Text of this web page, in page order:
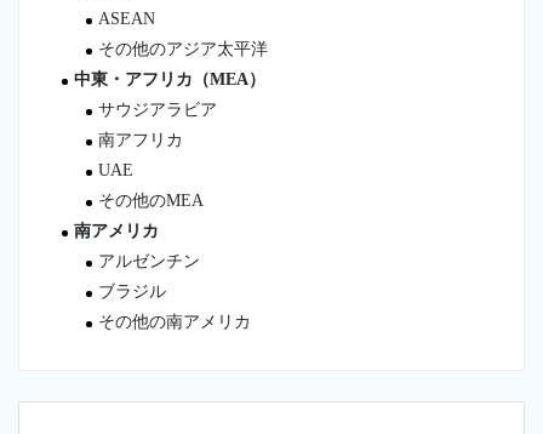
ASEAN
その他のアジア太平洋
中東・アフリカ（MEA）
サウジアラビア
南アフリカ
UAE
その他のMEA
南アメリカ
アルゼンチン
ブラジル
その他の南アメリカ